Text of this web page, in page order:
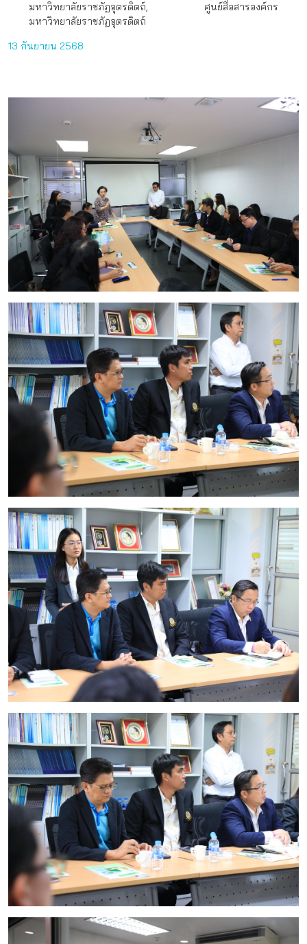
มหาวิทยาลัยราชภัฏอุตรดิตถ์, ศูนย์สื่อสารองค์กร
มหาวิทยาลัยราชภัฏอุตรดิตถ์
13 กันยายน 2568